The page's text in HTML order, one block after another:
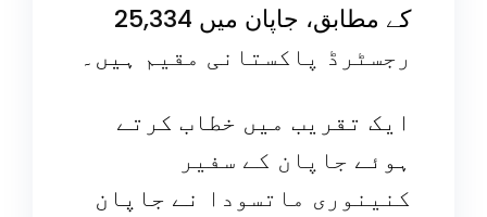
کے مطابق، جاپان میں 25,334
رجسٹرڈ پاکستانی مقیم ہیں۔
ایک تقریب میں خطاب کرتے
ہوئے جاپان کے سفیر
کنینوری ماتسودا نے جاپان